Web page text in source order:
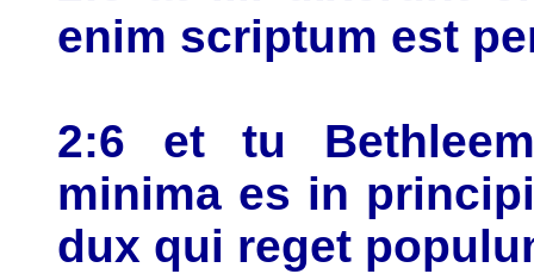
enim scriptum est
2:6 et tu
minima es in
dux qui reget